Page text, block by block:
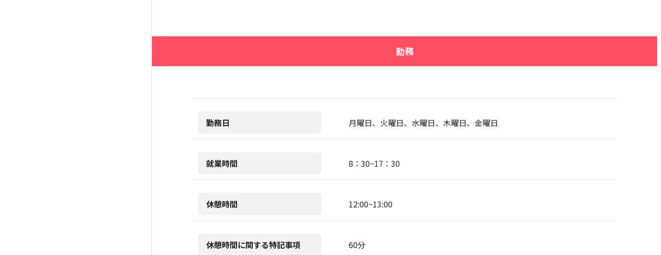
勤務
勤務日 月曜日、火曜日、水曜日、木曜日、金曜日
就業時間 8：30~17：30
休憩時間 12:00~13:00
休憩時間に関する特記事項 60分